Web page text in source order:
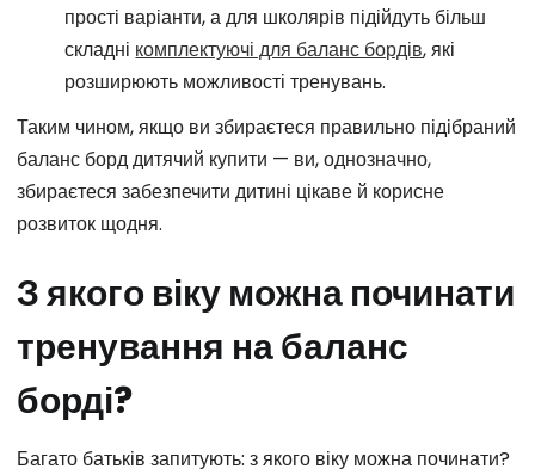
прості варіанти, а для школярів підійдуть більш
складні комплектуючі для баланс бордів, які
розширюють можливості тренувань.
Таким чином, якщо ви збираєтеся правильно підібраний
баланс борд дитячий купити — ви, однозначно,
збираєтеся забезпечити дитині цікаве й корисне
розвиток щодня.
З якого віку можна починати
тренування на баланс
борді?
Багато батьків запитують: з якого віку можна починати?